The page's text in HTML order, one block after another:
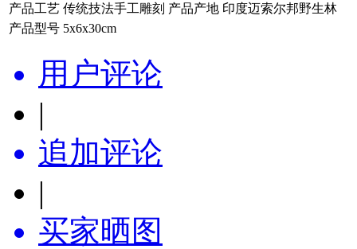
产品工艺 传统技法手工雕刻 产品产地 印度迈索尔邦野生林
产品型号 5x6x30cm
用户评论
|
追加评论
|
买家晒图